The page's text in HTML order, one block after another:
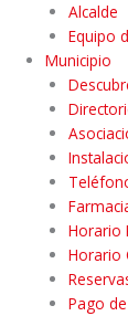
Alcalde
Equipo
Municipio
Horario
Horario
Pago